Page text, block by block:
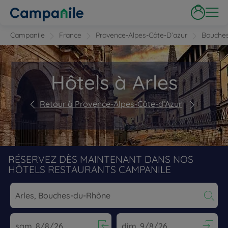
Campanile France Provence-Alpes-Côte-D’azur
Hôtels à Arles
Retour à Provence-Alpes-Côte-d'Azur
RÉSERVEZ DÈS MAINTENANT DANS NOS
HÔTELS RESTAURANTS CAMPANILE